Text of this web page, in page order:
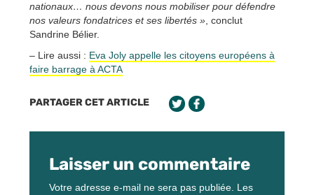
nationaux… nous devons nous mobiliser pour défendre
nos valeurs fondatrices et ses libertés » , conclut
Sandrine Bélier.
– Lire aussi : Eva Joly appelle les citoyens européens à
faire barrage à ACTA
PARTAGER CET ARTICLE
Laisser un commentaire
Votre adresse e-mail ne sera pas publiée. Les